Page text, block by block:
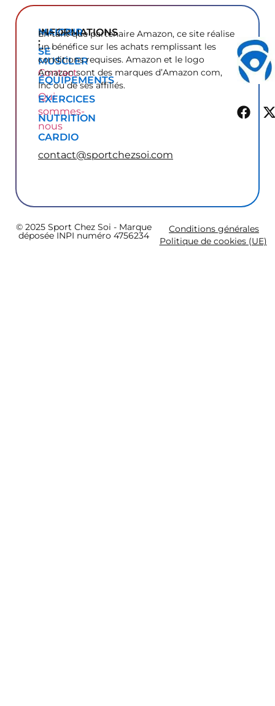
INFORMATIONS
:
Contact
Qui
sommes-
nous
contact@sportchezsoi.com
MAIGRIR
SE
MUSCLER
ÉQUIPEMENTS
EXERCICES
NUTRITION
CARDIO
En tant que partenaire Amazon, ce site réalise
un bénéfice sur les achats remplissant les
conditions requises. Amazon et le logo
Amazon sont des marques d’Amazon com,
Inc ou de ses affiliés.
© 2025 Sport Chez Soi - Marque
déposée INPI numéro 4756234
Conditions générales
Politique de cookies (UE)